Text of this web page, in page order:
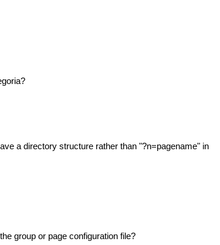
a directory structure rather than "?n=pagename" in
group or page configuration file?